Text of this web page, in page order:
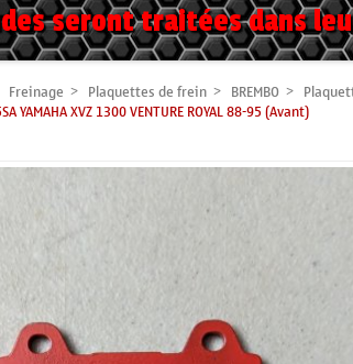
seront traitées dans
Freinage Plaquettes de frein BREMBO
YAMAHA XVZ 1300 VENTURE ROYAL 88-95 (Avant)